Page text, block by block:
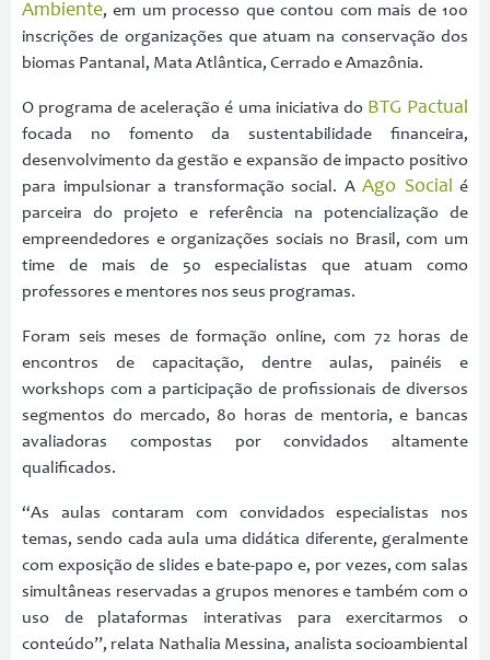
Ambiente, em um processo que contou com mais de 100
inscrições de organizações que atuam na conservação dos
biomas Pantanal, Mata Atlântica, Cerrado e Amazônia.
O programa de aceleração é uma iniciativa do BTG Pactual
focada no fomento da sustentabilidade financeira,
desenvolvimento da gestão e expansão de impacto positivo
para impulsionar a transformação social. A Ago Social é
parceira do projeto e referência na potencialização de
empreendedores e organizações sociais no Brasil, com um
time de mais de 50 especialistas que atuam como
professores e mentores nos seus programas.
Foram seis meses de formação online, com 72 horas de
encontros de capacitação, dentre aulas, painéis e
workshops com a participação de profissionais de diversos
segmentos do mercado, 80 horas de mentoria, e bancas
avaliadoras compostas por convidados altamente
qualificados.
“As aulas contaram com convidados especialistas nos
temas, sendo cada aula uma didática diferente, geralmente
com exposição de slides e bate-papo e, por vezes, com salas
simultâneas reservadas a grupos menores e também com o
uso de plataformas interativas para exercitarmos o
conteúdo”, relata Nathalia Messina, analista socioambiental